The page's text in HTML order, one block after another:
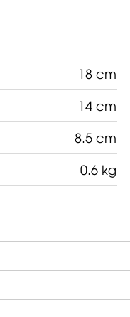
18 cm
14 cm
8.5 cm
0.6 kg